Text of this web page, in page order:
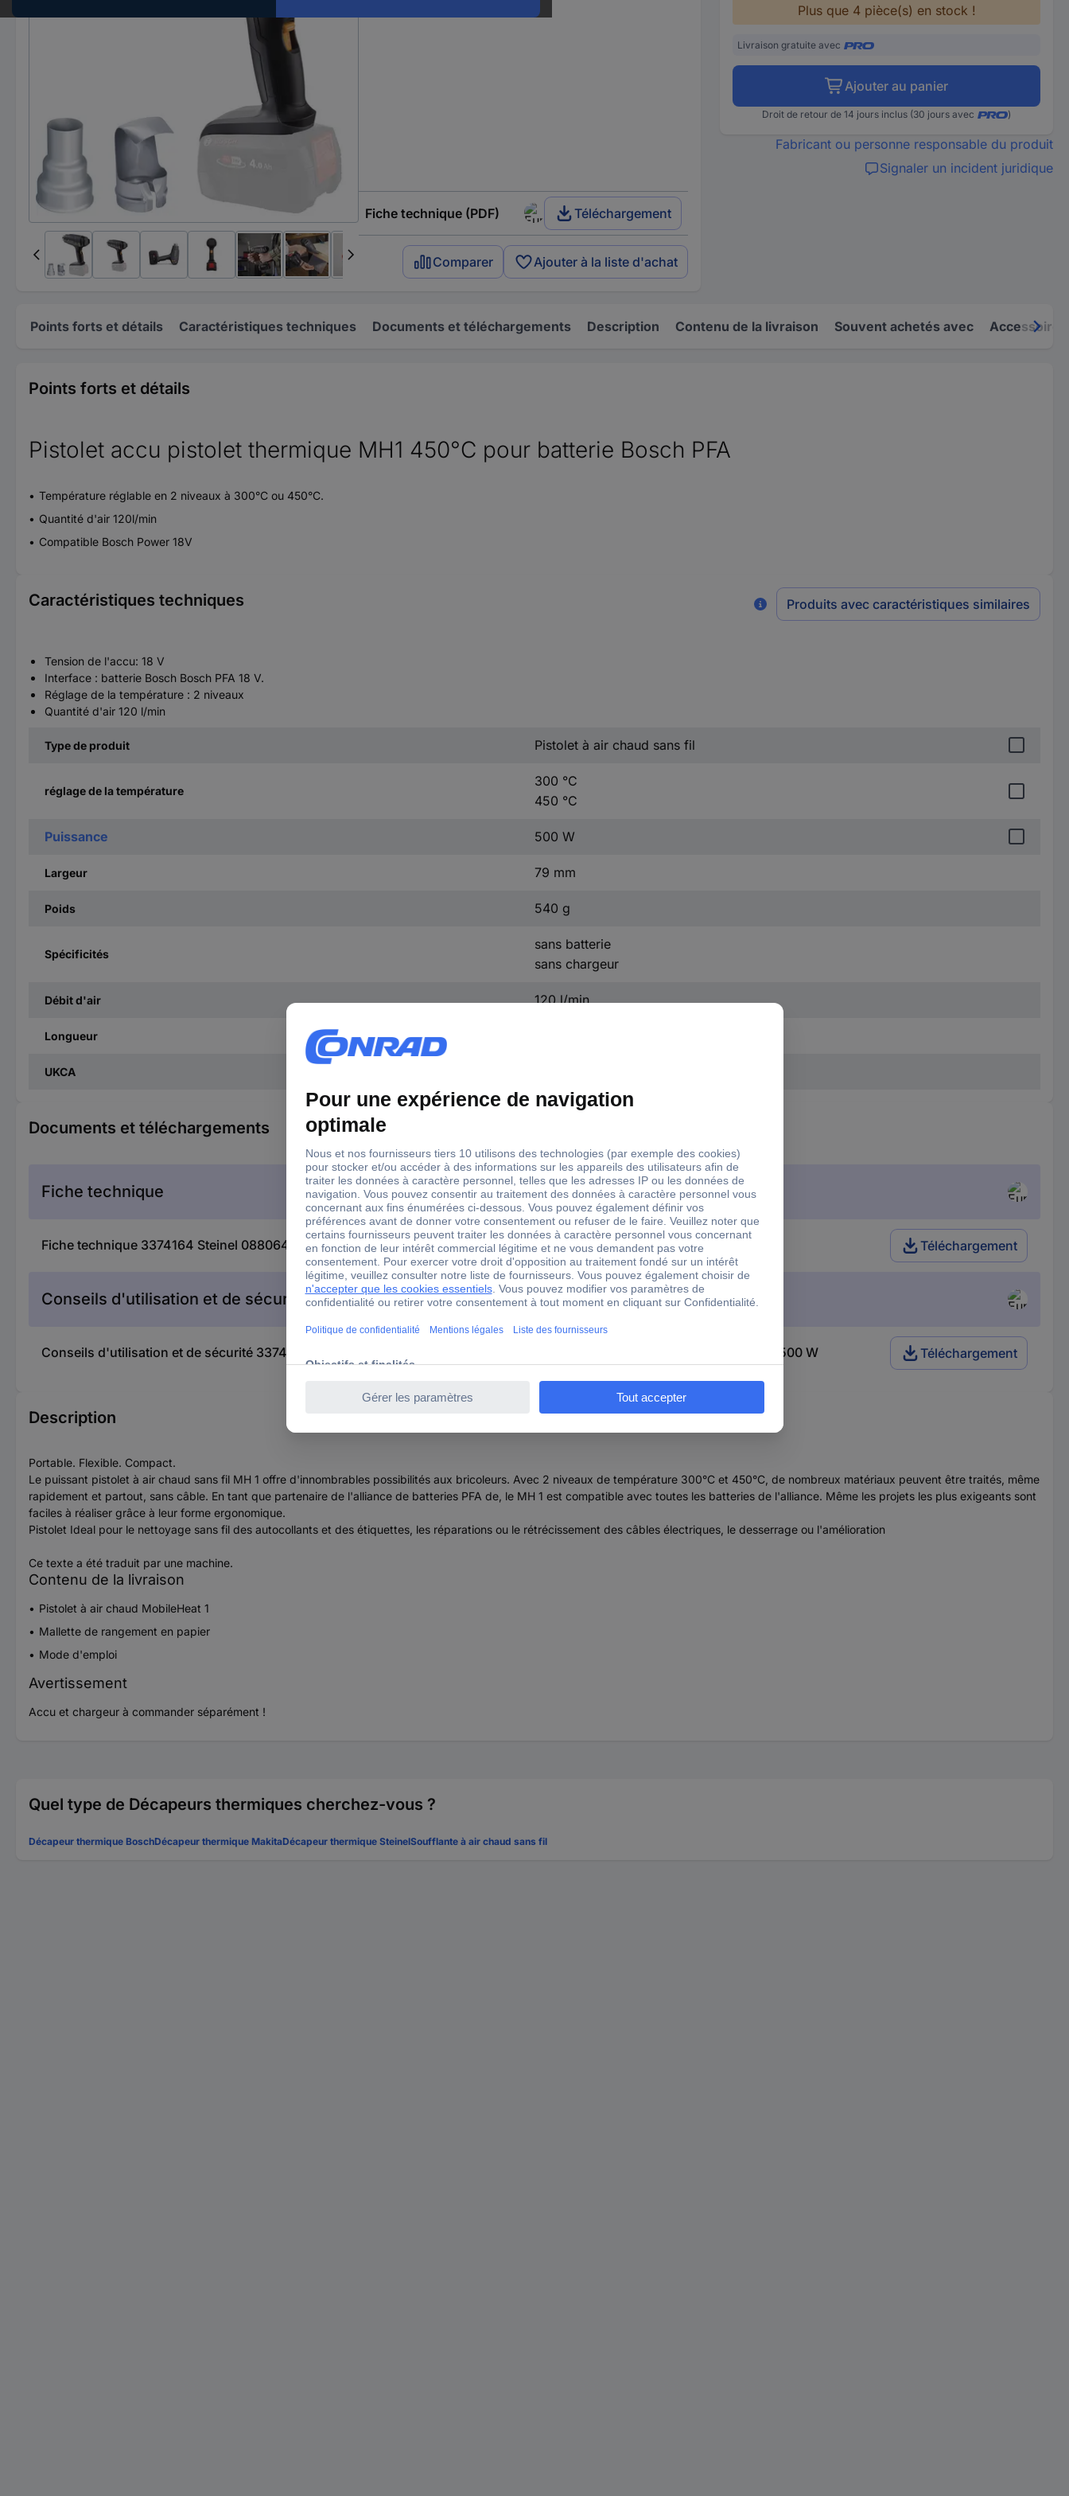
Fiche technique (PDF) Téléchargement
Comparer Ajouter à la liste d'achat
Plus que 4 pièce(s) en stock !
Livraison gratuite avec
Ajouter au panier
Droit de retour de 14 jours inclus (30 jours avec )
Fabricant ou personne responsable du produit
Signaler un incident juridique
Points forts et détails Caractéristiques techniques Documents et téléchargements Description Contenu de la livraison Souvent achetés avec Accessoires
Points forts et détails
Pistolet accu pistolet thermique MH1 450°C pour batterie Bosch PFA
Température réglable en 2 niveaux à 300°C ou 450°C.
Quantité d'air 120l/min
Compatible Bosch Power 18V
Caractéristiques techniques Produits avec caractéristiques similaires
Tension de l'accu: 18 V
Interface : batterie Bosch Bosch PFA 18 V.
Réglage de la température : 2 niveaux
Quantité d'air 120 l/min
Type de produit Pistolet à air chaud sans fil
réglage de la température
300 °C
450 °C
Puissance 500 W
Largeur 79 mm
Poids 540 g
Spécificités
sans batterie
sans chargeur
Débit d'air 120 l/min
Longueur
UKCA
Documents et téléchargements
Fiche technique
Fiche technique 3374164 Steinel 088064 MH1 Pistolet à air chaud sans fil sans batterie, sans chargeur 500 W Téléchargement
Conseils d'utilisation et de sécurité
Conseils d'utilisation et de sécurité 3374164 Steinel 088064 MH1 Pistolet à air chaud sans fil sans batterie, sans chargeur 500 W Téléchargement
Description
Portable. Flexible. Compact.
Le puissant pistolet à air chaud sans fil MH 1 offre d'innombrables possibilités aux bricoleurs. Avec 2 niveaux de température 300°C et 450°C, de nombreux matériaux peuvent être traités, même
rapidement et partout, sans câble. En tant que partenaire de l'alliance de batteries PFA de, le MH 1 est compatible avec toutes les batteries de l'alliance. Même les projets les plus exigeants sont
faciles à réaliser grâce à leur forme ergonomique.
Pistolet Ideal pour le nettoyage sans fil des autocollants et des étiquettes, les réparations ou le rétrécissement des câbles électriques, le desserrage ou l'amélioration
Ce texte a été traduit par une machine.
Contenu de la livraison
Pistolet à air chaud MobileHeat 1
Mallette de rangement en papier
Mode d'emploi
Avertissement
Accu et chargeur à commander séparément !
Quel type de Décapeurs thermiques cherchez-vous ?
Décapeur thermique BoschDécapeur thermique MakitaDécapeur thermique SteinelSoufflante à air chaud sans fil